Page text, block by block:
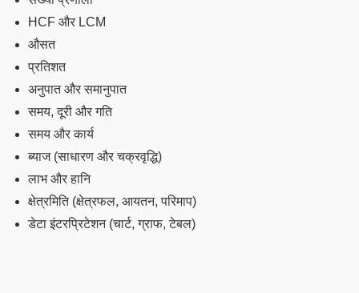
HCF और LCM
औसत
प्रतिशत
अनुपात और समानुपात
समय, दूरी और गति
समय और कार्य
ब्याज (साधारण और चक्रवृद्धि)
लाभ और हानि
क्षेत्रमिति (क्षेत्रफल, आयतन, परिमाप)
डेटा इंटरप्रिटेशन (चार्ट, ग्राफ, टेबल)